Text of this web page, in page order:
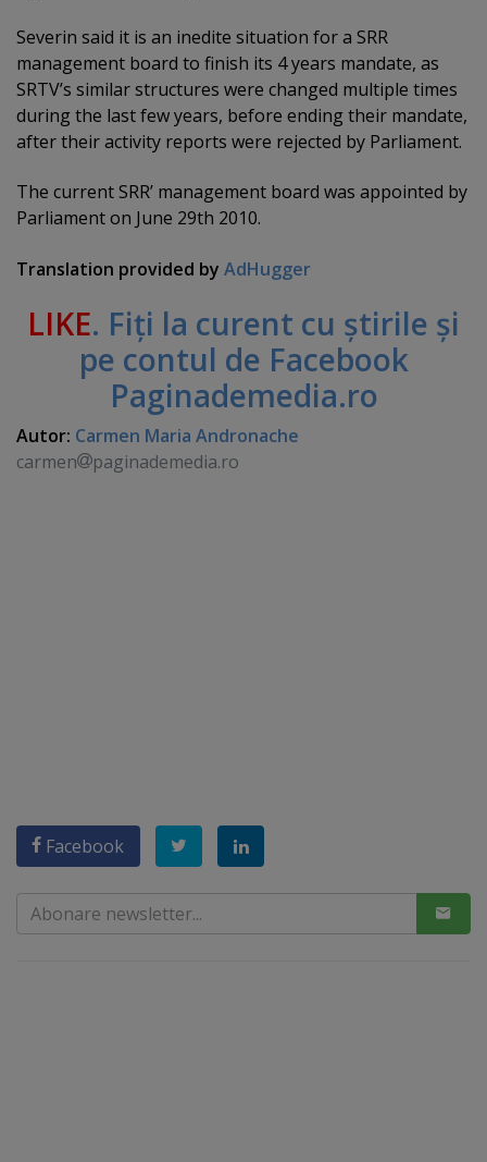
Severin said it is an inedite situation for a SRR
management board to finish its 4 years mandate, as
SRTV’s similar structures were changed multiple times
during the last few years, before ending their mandate,
after their activity reports were rejected by Parliament.
The current SRR’ management board was appointed by
Parliament on June 29th 2010.
Translation provided by AdHugger
LIKE. Fiţi la curent cu ştirile şi
pe contul de Facebook
Paginademedia.ro
Autor: Carmen Maria Andronache
carmen
paginademedia.ro
Facebook